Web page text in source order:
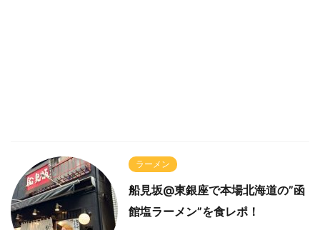
ラーメン
船見坂@東銀座で本場北海道の”函
館塩ラーメン”を食レポ！